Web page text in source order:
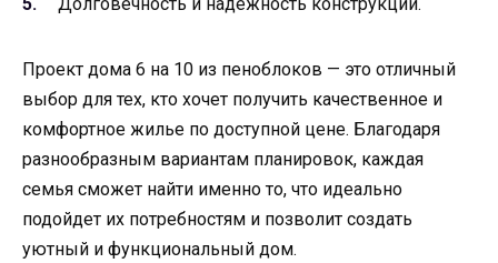
Долговечность и надежность конструкции.
Проект дома 6 на 10 из пеноблоков — это отличный
выбор для тех, кто хочет получить качественное и
комфортное жилье по доступной цене. Благодаря
разнообразным вариантам планировок, каждая
семья сможет найти именно то, что идеально
подойдет их потребностям и позволит создать
уютный и функциональный дом.